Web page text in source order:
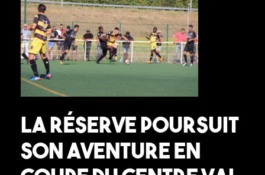
La réserve poursuit
son aventure en